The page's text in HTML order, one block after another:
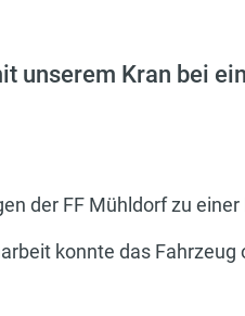
unserem Kran bei
der FF Mühldorf zu einer
konnte das